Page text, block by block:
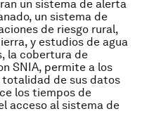
un sistema de alerta
un sistema de
de riesgo rural,
y estudios de agua
la cobertura de
SNIA, permite a los
de sus datos
los tiempos de
acceso al sistema de